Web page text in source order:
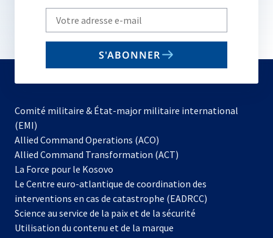
Write
your
email
S'ABONNER
Comité militaire & État-major militaire international
(EMI)
Allied Command Operations (ACO)
dans
nouvel
onglet
Allied Command Transformation (ACT)
La Force pour le Kosovo
dans
un
nouvel
onglet
Le Centre euro-atlantique de coordination des
interventions en cas de catastrophe (EADRCC)
Science au service de la paix et de la sécurité
Utilisation du contenu et de la marque